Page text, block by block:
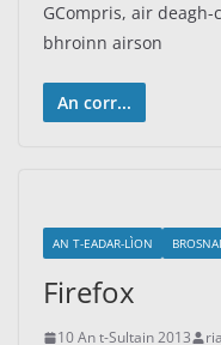
GCompris, air deagh-
bhroinn airson
An corr...
AN T-EADAR-LÌON
Firefox
10 An t-Sultain 2013